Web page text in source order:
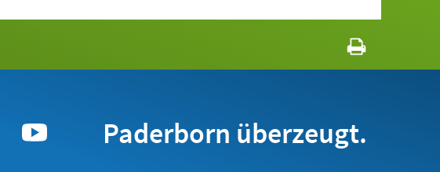
Paderborn überzeugt.